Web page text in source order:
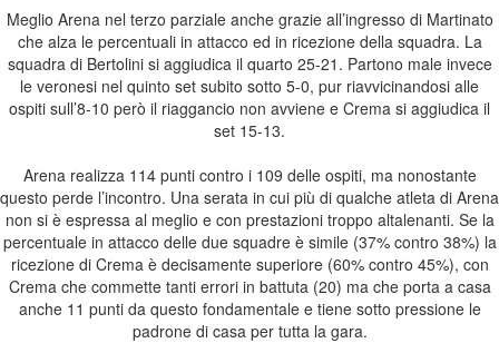
Meglio Arena nel terzo parziale anche grazie all’ingresso di Martinato
che alza le percentuali in attacco ed in ricezione della squadra. La
squadra di Bertolini si aggiudica il quarto 25-21. Partono male invece
le veronesi nel quinto set subito sotto 5-0, pur riavvicinandosi alle
ospiti sull’8-10 però il riaggancio non avviene e Crema si aggiudica il
set 15-13.
Arena realizza 114 punti contro i 109 delle ospiti, ma nonostante
questo perde l’incontro. Una serata in cui più di qualche atleta di Arena
non si è espressa al meglio e con prestazioni troppo altalenanti. Se la
percentuale in attacco delle due squadre è simile (37% contro 38%) la
ricezione di Crema è decisamente superiore (60% contro 45%), con
Crema che commette tanti errori in battuta (20) ma che porta a casa
anche 11 punti da questo fondamentale e tiene sotto pressione le
padrone di casa per tutta la gara.